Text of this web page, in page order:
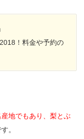
！料金や予約の
地でもあり、梨とぶ
。